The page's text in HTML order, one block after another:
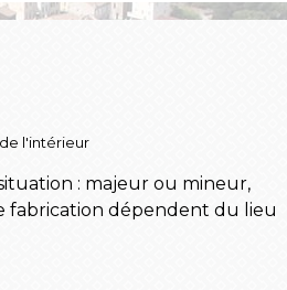
l'intérieur
: majeur ou mineur,
fabrication dépendent du lieu